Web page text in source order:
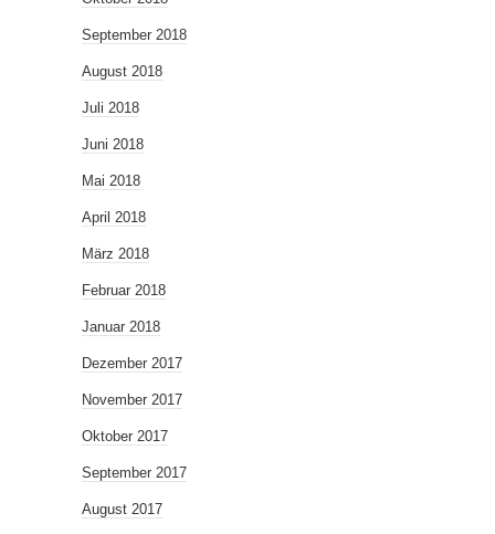
September 2018
August 2018
Juli 2018
Juni 2018
Mai 2018
April 2018
März 2018
Februar 2018
Januar 2018
Dezember 2017
November 2017
Oktober 2017
September 2017
August 2017